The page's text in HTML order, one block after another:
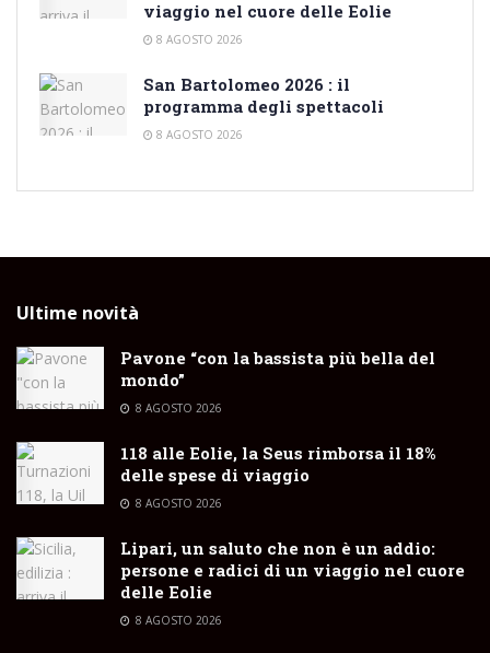
viaggio nel cuore delle Eolie
8 AGOSTO 2026
San Bartolomeo 2026 : il
programma degli spettacoli
8 AGOSTO 2026
Ultime novità
Pavone “con la bassista più bella del
mondo”
8 AGOSTO 2026
118 alle Eolie, la Seus rimborsa il 18%
delle spese di viaggio
8 AGOSTO 2026
Lipari, un saluto che non è un addio:
persone e radici di un viaggio nel cuore
delle Eolie
8 AGOSTO 2026